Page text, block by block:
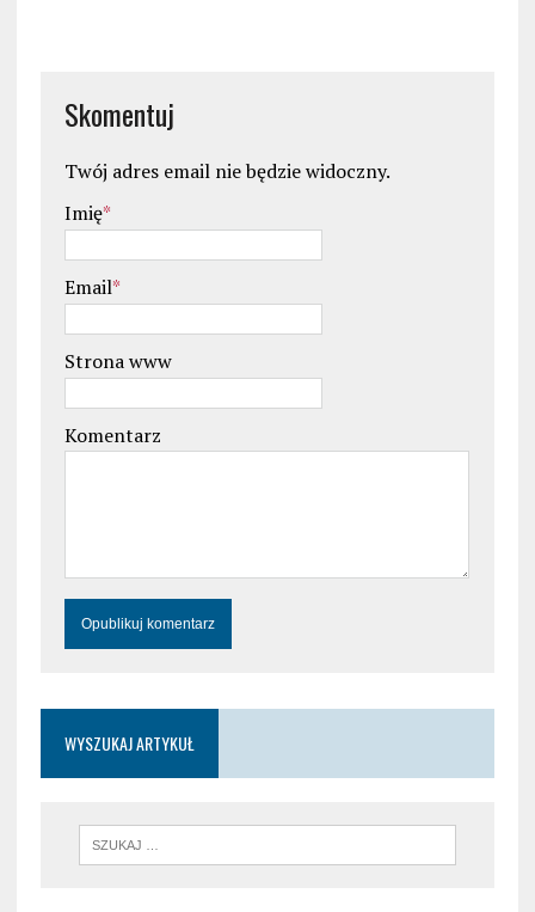
Skomentuj
Twój adres email nie będzie widoczny.
Imię*
Email*
Strona www
Komentarz
WYSZUKAJ ARTYKUŁ